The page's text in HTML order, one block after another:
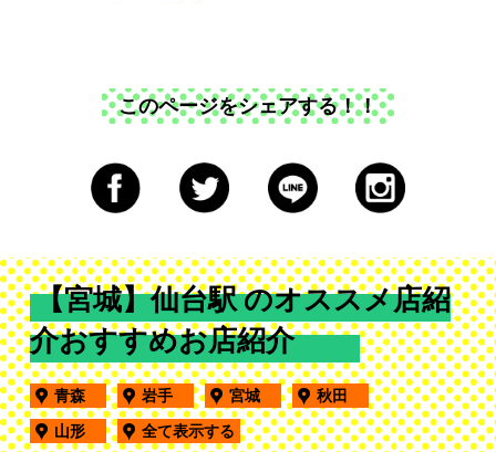
このページをシェアする！！
【宮城】仙台駅 のオススメ店紹
介おすすめお店紹介
青森 岩手 宮城
秋田
山形
全て表示する